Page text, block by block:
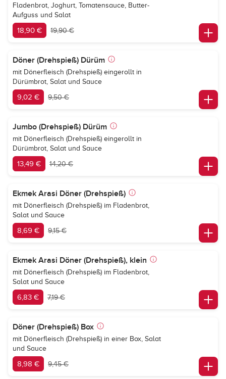
Fladenbrot, Joghurt, Tomatensauce, Butter-
Aufguss und Salat
18,90 € 19,90 €
Döner (Drehspieß) Dürüm
mit Dönerfleisch (Drehspieß) eingerollt in
Dürümbrot, Salat und Sauce
9,02 € 9,50 €
Jumbo (Drehspieß) Dürüm
mit Dönerfleisch (Drehspieß) eingerollt in
Dürümbrot, Salat und Sauce
13,49 € 14,20 €
Ekmek Arasi Döner (Drehspieß)
mit Dönerfleisch (Drehspieß) im Fladenbrot,
Salat und Sauce
8,69 € 9,15 €
Ekmek Arasi Döner (Drehspieß), klein
mit Dönerfleisch (Drehspieß) im Fladenbrot,
Salat und Sauce
6,83 € 7,19 €
Döner (Drehspieß) Box
mit Dönerfleisch (Drehspieß) in einer Box, Salat
und Sauce
8,98 € 9,45 €